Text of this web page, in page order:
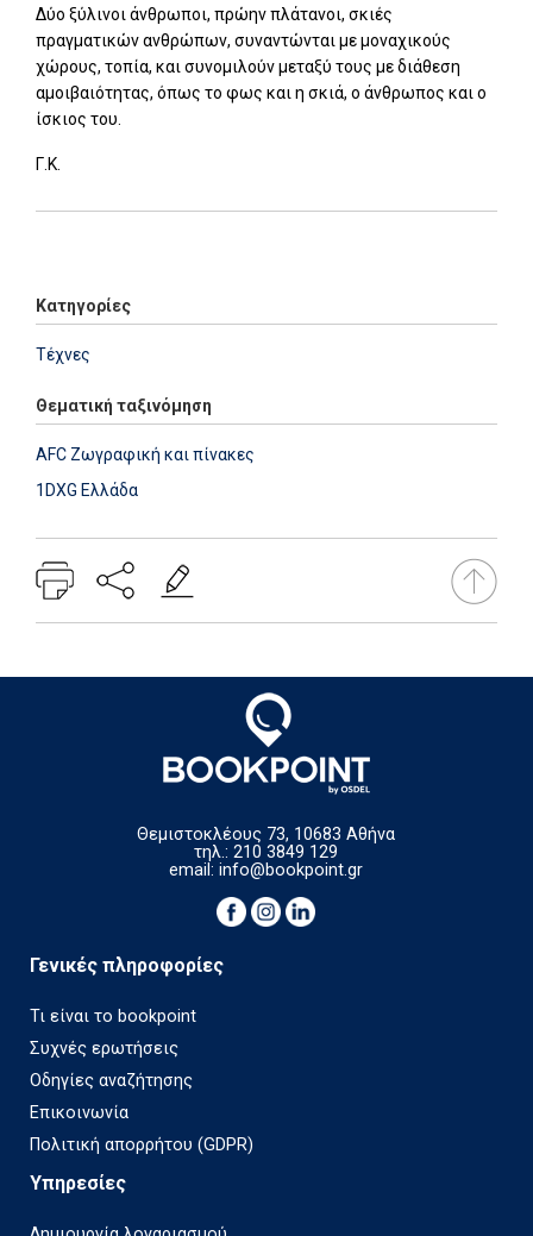
Δύο ξύλινοι άνθρωποι, πρώην πλάτανοι, σκιές
πραγματικών ανθρώπων, συναντώνται με μοναχικούς
χώρους, τοπία, και συνομιλούν μεταξύ τους με διάθεση
αμοιβαιότητας, όπως το φως και η σκιά, ο άνθρωπος και ο
ίσκιος του.
Γ.Κ.
Κατηγορίες
Τέχνες
Θεματική ταξινόμηση
AFC Ζωγραφική και πίνακες
1DXG Ελλάδα
Θεμιστοκλέους 73, 10683 Αθήνα
τηλ.: 210 3849 129
email:info@bookpoint.gr
Γενικές πληροφορίες
Τι είναι το bookpoint
Συχνές ερωτήσεις
Οδηγίες αναζήτησης
Επικοινωνία
Πολιτική απορρήτου (GDPR)
Υπηρεσίες